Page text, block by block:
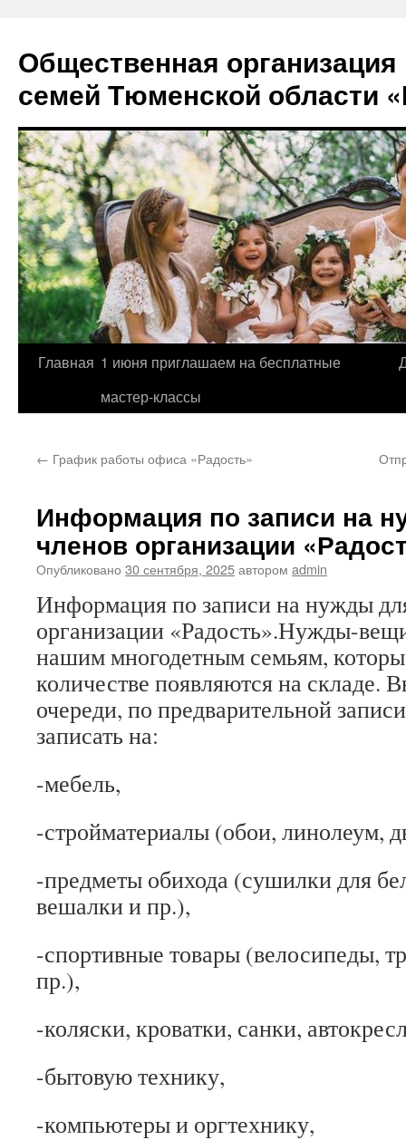
содержимому
Общественная
семей Тюменской области
Главная 1 июня приглашаем на бесплатные
мастер-классы
← График работы офиса «Радость»
Информация по записи на
членов организации
Опубликовано 30 сентября, 2025автором admin
Информация по записи на нужды
организации «Радость».Нужды-
нашим многодетным семьям,
количестве появляются на складе.
очереди, по предварительной
записать на:
-мебель,
-стройматериалы (обои, линолеум,
-предметы обихода (сушилки для
вешалки и пр.),
-спортивные товары (велосипеды,
пр.),
-коляски, кроватки, санки,
-бытовую технику,
-компьютеры и оргтехнику,